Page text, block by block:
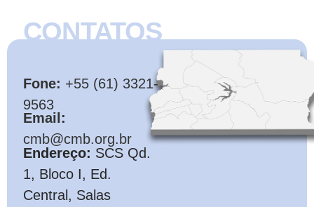
CONTATOS
Fone: +55 (61) 3321-
9563
Email:
cmb@cmb.org.br
Endereço: SCS Qd.
1, Bloco I, Ed.
Central, Salas